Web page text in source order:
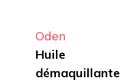
Oden
Huile
démaquillante